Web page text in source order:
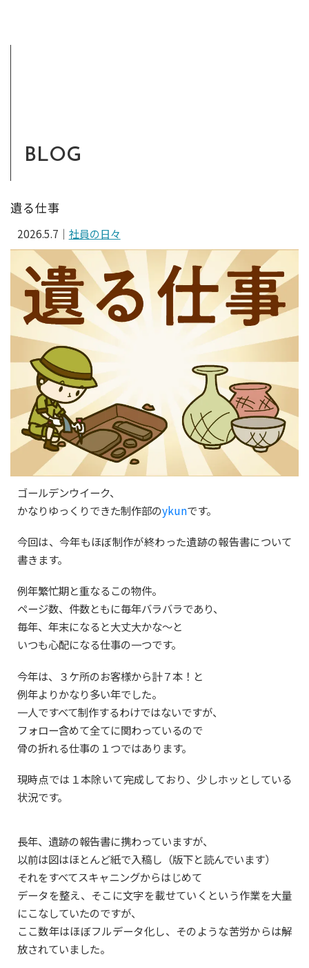
BLOG
遺る仕事
2026.5.7 ｜ 社員の日々
ゴールデンウイーク、
かなりゆっくりできた制作部のykunです。
今回は、今年もほぼ制作が終わった遺跡の報告書について
書きます。
例年繁忙期と重なるこの物件。
ページ数、件数ともに毎年バラバラであり、
毎年、年末になると大丈大かな〜と
いつも心配になる仕事の一つです。
今年は、３ケ所のお客様から計７本！と
例年よりかなり多い年でした。
一人ですべて制作するわけではないですが、
フォロー含めて全てに関わっているので
骨の折れる仕事の１つではあります。
現時点では１本除いて完成しており、少しホッとしている
状況です。
長年、遺跡の報告書に携わっていますが、
以前は図はほとんど紙で入稿し（版下と読んでいます）
それをすべてスキャニングからはじめて
データを整え、そこに文字を載せていくという作業を大量
にこなしていたのですが、
ここ数年はほぼフルデータ化し、そのような苦労からは解
放されていました。